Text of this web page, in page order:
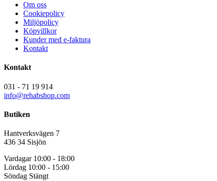
Om oss
Cookiepolicy
Miljöpolicy
Köpvillkor
Kunder med e-faktura
Kontakt
Kontakt
031 - 71 19 914
info@rehabshop.com
Butiken
Hantverksvägen 7
436 34 Sisjön
Vardagar 10:00 - 18:00
Lördag 10:00 - 15:00
Söndag Stängt